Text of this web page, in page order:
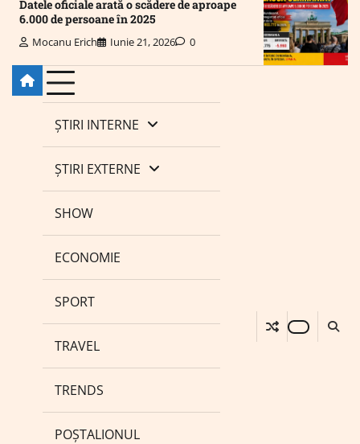
Datele oficiale arată o scădere de aproape
6.000 de persoane în 2025
Mocanu Erich Iunie 21, 2026 0
ȘTIRI INTERNE
ȘTIRI EXTERNE
SHOW
ECONOMIE
SPORT
TRAVEL
TRENDS
POȘTALIONUL